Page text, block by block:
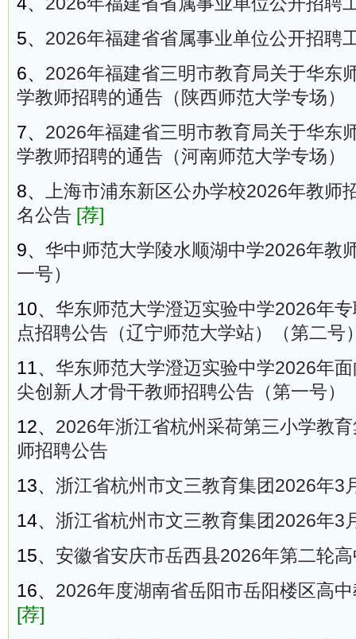
5、 2026年福建省省属事业单位公开招聘
6、 2026年福建省三明市教育局关于华东
学教师招聘的通告（陕西师范大学专场）
7、 2026年福建省三明市教育局关于华东
学教师招聘的通告（河南师范大学专场）
8、 上海市浦东新区公办学校2026年教师
名公告 [荐]
9、 华中师范大学陵水顺湖中学2026年教
一号）
10、 华东师范大学澄迈实验中学2026年
点招聘公告（辽宁师范大学站）（第二号
11、 华东师范大学澄迈实验中学2026年
尖创新人才骨干教师招聘公告（第一号）
12、 2026年浙江省杭州采荷第三小学教
师招聘公告
13、 浙江省杭州市文三教育集团2026年3
14、 浙江省杭州市文三教育集团2026年3
15、 安徽省安庆市岳西县2026年第二轮
16、 2026年度湖南省岳阳市岳阳楼区高
[荐]